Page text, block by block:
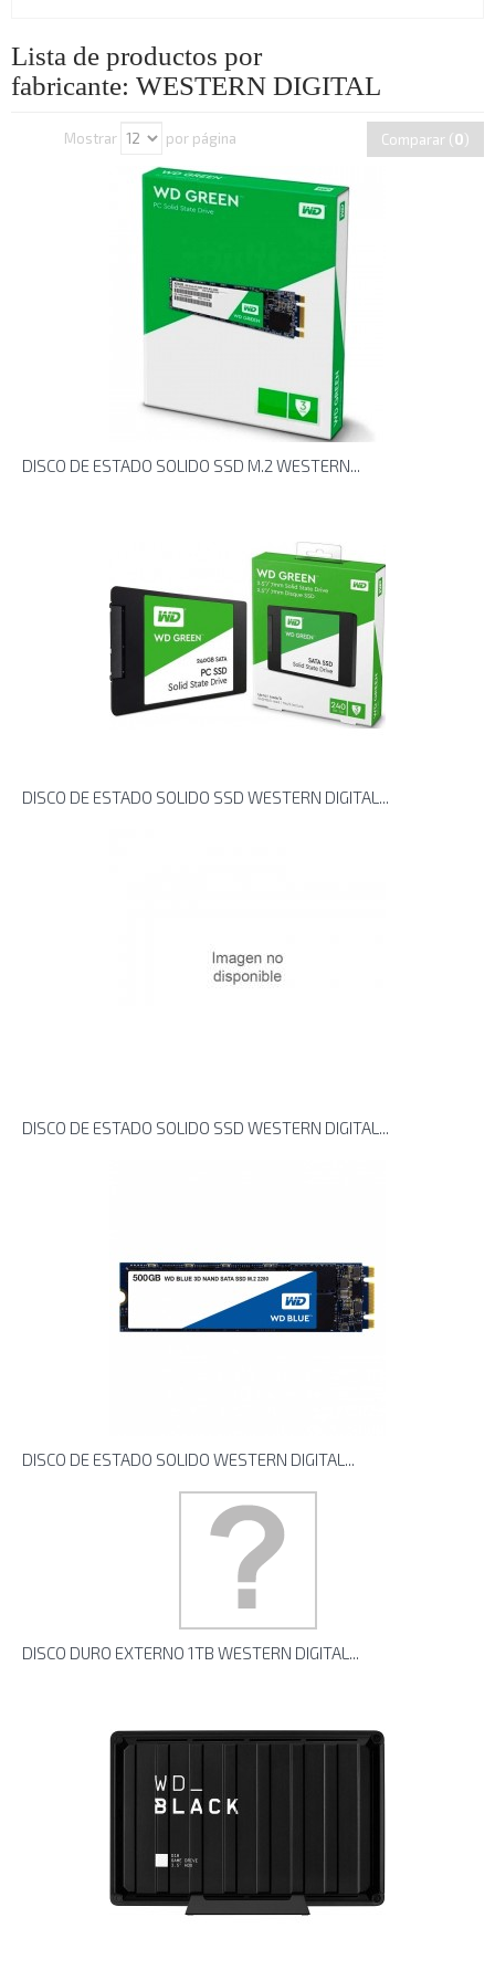
Lista de productos por
fabricante: WESTERN DIGITAL
Mostrar por página Comparar (0)
DISCO DE ESTADO SOLIDO SSD M.2 WESTERN...
DISCO DE ESTADO SOLIDO SSD WESTERN DIGITAL...
DISCO DE ESTADO SOLIDO SSD WESTERN DIGITAL...
DISCO DE ESTADO SOLIDO WESTERN DIGITAL...
DISCO DURO EXTERNO 1TB WESTERN DIGITAL...